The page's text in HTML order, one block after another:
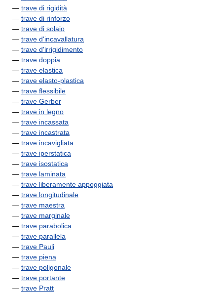
— trave di rigidità
— trave di rinforzo
— trave di solaio
— trave d'incavallatura
— trave d'irrigidimento
— trave doppia
— trave elastica
— trave elasto-plastica
— trave flessibile
— trave Gerber
— trave in legno
— trave incassata
— trave incastrata
— trave incavigliata
— trave iperstatica
— trave isostatica
— trave laminata
— trave liberamente appoggiata
— trave longitudinale
— trave maestra
— trave marginale
— trave parabolica
— trave parallela
— trave Pauli
— trave piena
— trave poligonale
— trave portante
— trave Pratt